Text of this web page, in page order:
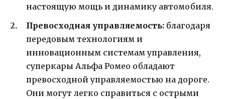
настоящую мощь и динамику автомобиля.
Превосходная управляемость: благодаря
передовым технологиям и
инновационным системам управления,
суперкары Альфа Ромео обладают
превосходной управляемостью на дороге.
Они могут легко справиться с острыми